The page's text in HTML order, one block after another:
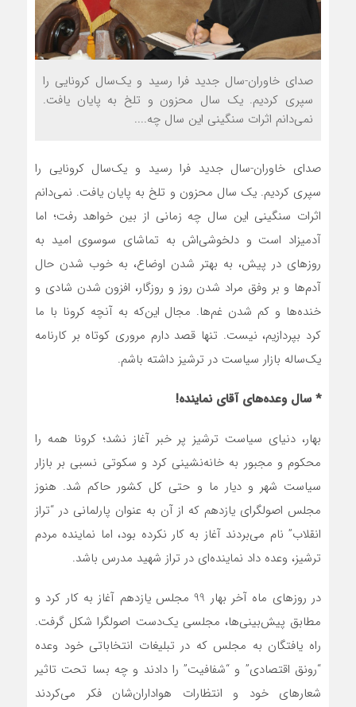
صدای خاوران-سال جدید فرا رسید و یک‌سال کرونایی را
سپری کردیم. یک سال محزون و تلخ به پایان یافت.
نمی‌دانم اثرات سنگینی این سال چه....
صدای خاوران-سال جدید فرا رسید و یک‌سال کرونایی را
سپری کردیم. یک سال محزون و تلخ به پایان یافت. نمی‌دانم
اثرات سنگینی این سال چه زمانی از بین خواهد رفت؛ اما
آدمیزاد است و دلخوشی‌اش به تماشای سو‌سوی امید به
روزهای در پیش، به بهتر شدن اوضاع، به خوب شدن حال
آدم‌ها و بر وفق مراد شدن روز و روزگار، افزون شدن شادی و
خنده‌ها و کم شدن غم‌ها. مجال این‌که به آنچه کرونا با ما
کرد بپردازیم، نیست. تنها قصد دارم مروری کوتاه بر کارنامه
یک‌ساله بازار سیاست در ترشیز داشته باشم.
* سال وعده‌های آقای نماینده!
بهار، دنیای سیاست ترشیز پر خبر آغاز نشد؛ کرونا همه را
محکوم و مجبور به خانه‌نشینی کرد و سکوتی نسبی بر بازار
سیاست شهر و دیار ما و حتی کل کشور حاکم شد. هنوز
مجلس اصولگرای یازدهم که از آن به عنوان پارلمانی در “تراز
انقلاب” نام می‌بردند آغاز به کار نکرده بود، اما نماینده مردم
ترشیز، وعده داد نماینده‌ای در تراز شهید مدرس باشد.
در روزهای ماه آخر بهار 99 مجلس یازدهم آغاز به کار کرد و
مطابق پیش‌بینی‌ها، مجلسی یک‌دست اصولگرا شکل گرفت.
راه یافتگان به مجلس که در تبلیغات انتخاباتی خود وعده
“رونق اقتصادی” و “شفافیت” را دادند و چه بسا تحت تاثیر
شعارهای خود و انتظارات هواداران‌شان فکر می‌کردند